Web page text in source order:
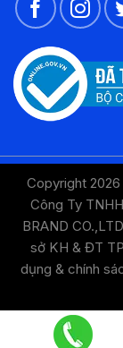
Copyright
Công Ty
BRAND
sở KH & ĐT
dụng & chính